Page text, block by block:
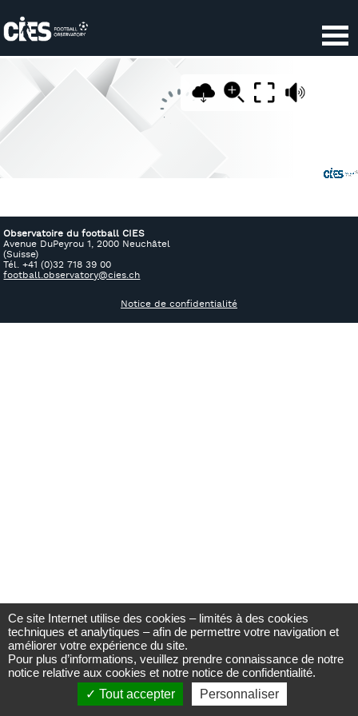
Observatoire du football CIES
Avenue DuPeyrou 1, 2000 Neuchâtel
(Suisse)
Tél. +41 (0)32 718 39 00
football.observatory@cies.ch
Notice de confidentialité
Ce site Internet utilise des cookies – limités à des cookies
techniques et analytiques – afin de permettre votre navigation et
améliorer votre expérience du site.
Pour plus d’informations, veuillez prendre connaissance de notre
notice relative aux cookies et notre notice de confidentialité.
Tout accepter
Personnaliser